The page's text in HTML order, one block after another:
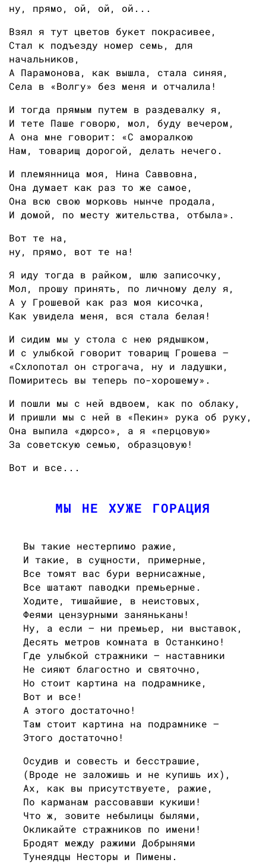
ну, прямо, ой, ой, ой...
Взял я тут цветов букет покрасивее,
Стал к подъезду номер семь, для
начальников,
А Парамонова, как вышла, стала синяя,
Села в «Волгу» без меня и отчалила!
И тогда прямым путем в раздевалку я,
И тете Паше говорю, мол, буду вечером,
А она мне говорит: «С аморалкою
Нам, товарищ дорогой, делать нечего.
И племянница моя, Нина Саввовна,
Она думает как раз то же самое,
Она всю свою морковь нынче продала,
И домой, по месту жительства, отбыла».
Вот те на,
ну, прямо, вот те на!
Я иду тогда в райком, шлю записочку,
Мол, прошу принять, по личному делу я,
А у Грошевой как раз моя кисочка,
Как увидела меня, вся стала белая!
И сидим мы у стола с нею рядышком,
И с улыбкой говорит товарищ Грошева —
«Схлопотал он строгача, ну и ладушки,
Помиритесь вы теперь по-хорошему».
И пошли мы с ней вдвоем, как по облаку,
И пришли мы с ней в «Пекин» рука об руку,
Она выпила «дюрсо», а я «перцовую»
За советскую семью, образцовую!
Вот и все...
МЫ НЕ ХУЖЕ ГОРАЦИЯ
Вы такие нестерпимо ражие,
И такие, в сущности, примерные,
Все томят вас бури вернисажные,
Все шатают паводки премьерные.
Ходите, тишайшие, в неистовых,
Феями цензурными заняньканы!
Ну, а если — ни премьер, ни выставок,
Десять метров комната в Останкино!
Где улыбкой стражники — наставники
Не сияют благостно и святочно,
Но стоит картина на подрамнике,
Вот и все!
А этого достаточно!
Там стоит картина на подрамнике —
Этого достаточно!
Осудив и совесть и бесстрашие,
(Вроде не заложишь и не купишь их),
Ах, как вы присутствуете, ражие,
По карманам рассовавши кукиши!
Что ж, зовите небылицы былями,
Окликайте стражников по имени!
Бродят между ражими Добрынями
Тунеядцы Несторы и Пимены.